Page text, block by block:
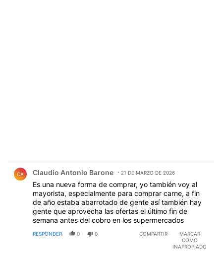
CA Claudio Antonio Barone 21 DE MARZO DE 2026
Es una nueva forma de comprar, yo también voy al
mayorista, especialmente para comprar carne, a fin
de año estaba abarrotado de gente así también hay
gente que aprovecha las ofertas el último fin de
semana antes del cobro en los supermercados
RESPONDER 0 0 COMPARTIR
MARCAR
COMO
INAPROPIADO